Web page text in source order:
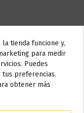
Do not show again.
días
tienda funcione y,
para medir
Puedes
tus preferencias.
obtener más